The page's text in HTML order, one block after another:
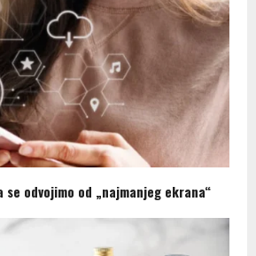
se odvojimo od „najmanjeg ekrana“